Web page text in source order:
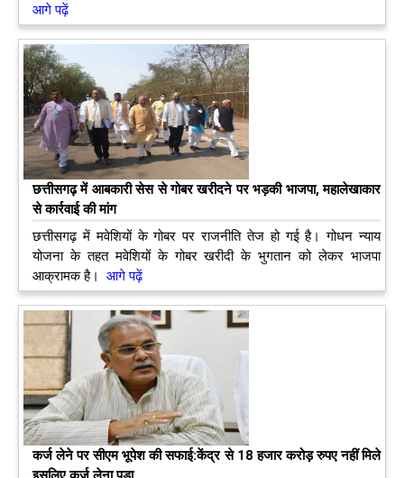
आगे पढ़ें
छत्तीसगढ़ में आबकारी सेस से गोबर खरीदने पर भड़की भाजपा, महालेखाकार
से कार्रवाई की मांग
छत्तीसगढ़ में मवेशियों के गोबर पर राजनीति तेज हो गई है। गोधन न्याय
योजना के तहत मवेशियों के गोबर खरीदी के भुगतान को लेकर भाजपा
आक्रामक है।
आगे पढ़ें
कर्ज लेने पर सीएम भूपेश की सफाई:केंद्र से 18 हजार करोड़ रुपए नहीं मिले